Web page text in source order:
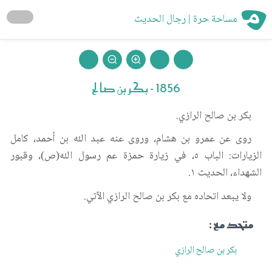
مساحة حرة | رجال الحديث
1856 - بكر بن صالح
بكر بن صالح الرازي.
روى عن عمرو بن هشام، وروى عنه عبد الله بن أحمد، كامل
الزيارات: الباب ٥، في زيارة حمزة عم رسول الله(ص)، وقبور
الشهداء، الحديث ١.
ولا يبعد اتحاده مع بكر بن صالح الرازي الآتي.
متحد مع :
بكر بن صالح الرازي